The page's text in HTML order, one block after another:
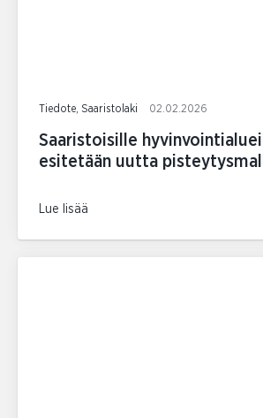
Tiedote, Saaristolaki 02.02.2026
Saaristoisille
esitetään uutta
Lue lisää